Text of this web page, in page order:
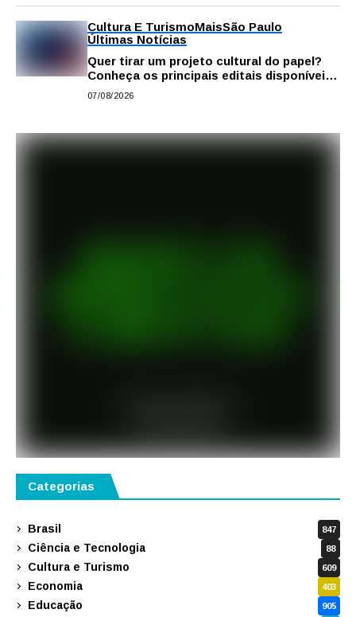
Cultura E TurismoMaisSão Paulo
Últimas Notícias
Quer tirar um projeto cultural do papel?
Conheça os principais editais disponíveis
em São Paulo
07/08/2026
Categorias
Brasil 847
Ciência e Tecnologia 88
Cultura e Turismo 609
Economia 403
Educação 905